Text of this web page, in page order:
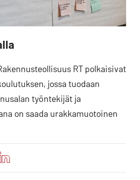
RT polkaisivat
jossa tuodaan
työntekijät ja
on saada urakkamuotoinen
Jako:
Jaa
artikkeli